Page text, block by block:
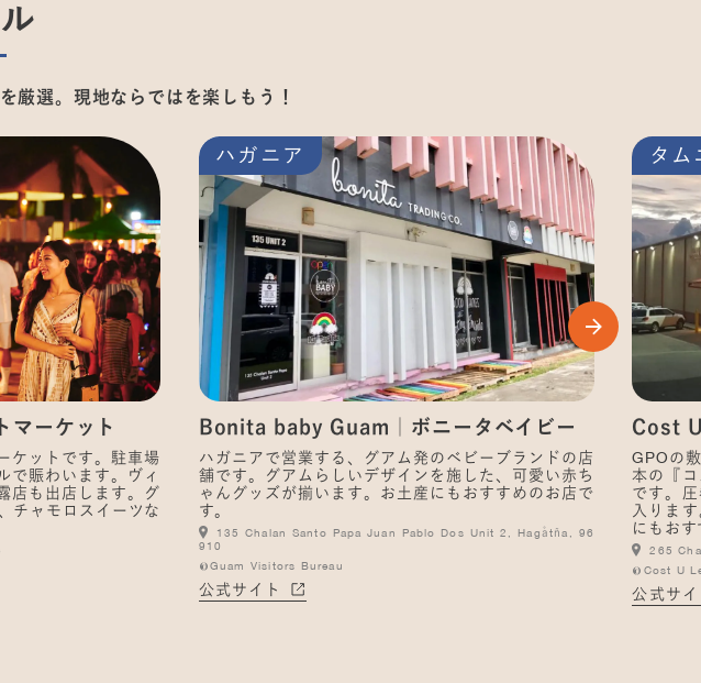
厳選。現地ならではを楽しもう！
ーケット
ケットです。駐車場
で賑わいます。ヴィ
店も出店します。グ
チャモロスイーツな
ハガニア
Bonita baby Guam｜ボニータベイビー
ハガニアで営業する、グアム発のベビーブランドの店
舗です。グアムらしいデザインを施した、可愛い赤ち
ゃんグッズが揃います。お土産にもおすすめのお店で
す。
135 Chalan Santo Papa Juan Pablo Dos Unit 2, Hagåtña, 96
910
©Guam Visitors Bureau
公式サイト
タム
Cost
GPOの
本の『
です。
入りま
にもお
265
©Cost U
公式サ